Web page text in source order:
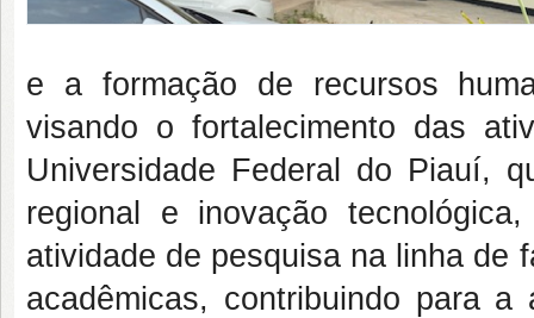
e a formação de recursos
visando o fortalecimento das
Universidade Federal do Piauí,
regional e inovação
atividade de pesquisa na linha de
acadêmicas, contribuindo para